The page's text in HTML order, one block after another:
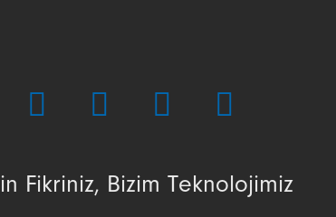
Fikriniz, Bizim Teknolojimiz